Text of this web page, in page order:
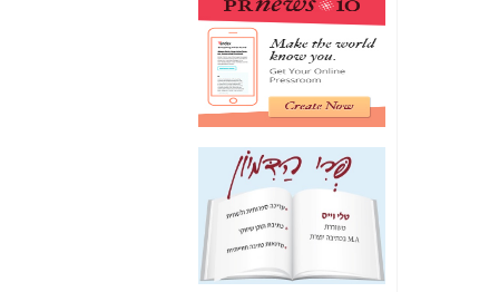
בזק? -כאן
מה מקור ה-Fake
News שהביא לתפירת
תיק לביבי והעלמת
החשודים הנכונים -כאן
אחת הרגליים של "תיק
4000 התפור"
התמוטטה היום
בניצחון (כפול) של בזק
-
כאן
איך כתבות מפנקות